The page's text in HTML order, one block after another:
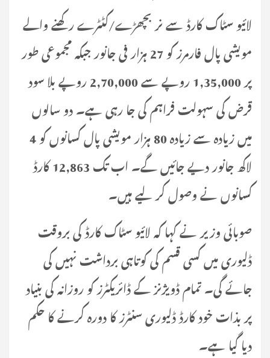
لائیو سٹاک کارڈ سے نر بچھڑے/کٹٹرے رکھنے والے
مویشی پال فارمرز کو 27 ہزار فی جانور جبکہ مجموعی طور
پر 1,35,000 روپے سے 2,70,000 روپے بلا سود
قرض کی سہولت فراہم کی جا رہی ہے۔ دو سالوں
میں زیادہ سے زیادہ 80 ہزار مویشی پال کسانوں کو 4
لاکھ جانور دیے جائیں گے۔ اب تک 12,863 کارڈ
کسانوں نے وصول کر لیے ہیں۔
صوبائی وزیر نے کہا کہ لائیو سٹاک کارڈ کی بروقت
ڈلیوری میں کسی قسم کی کوتاہی برداشت نہیں کی
جائے گی۔ تمام ڈویژنز کے ڈائریکٹرز کو روزانہ کی بنیاد
پر بذات خود کارڈ ڈلیوری سنٹرز کا دورہ کرنے کا حکم
دیا گیا ہے۔